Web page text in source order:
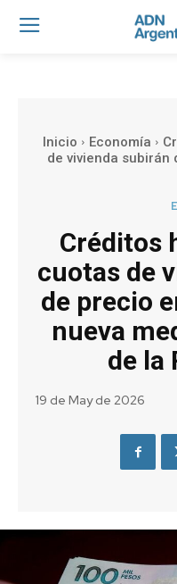
Inicio Economía
de vivienda subirán
Créditos
cuotas de
de precio
nueva
de la
19 de May de 2026